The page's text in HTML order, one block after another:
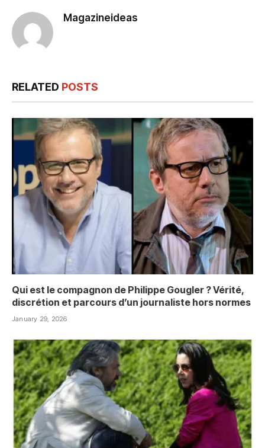
Magazineideas
RELATED POSTS
Qui est le compagnon de Philippe Gougler ? Vérité,
discrétion et parcours d’un journaliste hors normes
January 29, 2026